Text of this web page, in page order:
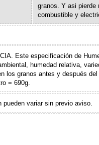
granos. Y asi pierde
combustible y
Este especificación de
humedad relativa,
los granos antes y después
= 690g.
variar sin previo aviso.